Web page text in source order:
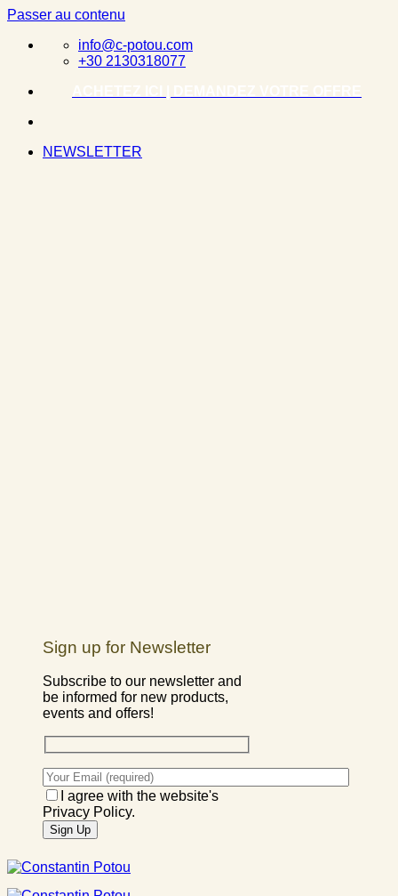
Passer au contenu
info@c-potou.com
+30 2130318077
NEWSLETTER
Sign up for Newsletter
Subscribe to our newsletter and
be informed for new products,
events and offers!
I agree with the website's
Privacy Policy.